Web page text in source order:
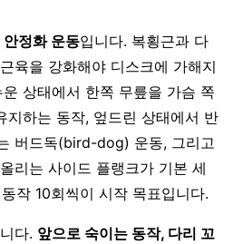
안정화 운동입니다. 복횡근과 다
육을 강화해야 디스크에 가해지
상태에서 한쪽 무릎을 가슴 쪽
지하는 동작, 엎드린 상태에서 반
버드독(bird-dog) 운동, 그리고
리는 사이드 플랭크가 기본 세
작 10회씩이 시작 목표입니다.
다. 앞으로 숙이는 동작, 다리 꼬